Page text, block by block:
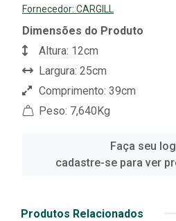
Fornecedor: CARGILL
Dimensões do Produto
Altura: 12cm
Largura: 25cm
Comprimento: 39cm
Peso: 7,640Kg
Faça seu
cadastre-se para ver
Produtos Relacionados